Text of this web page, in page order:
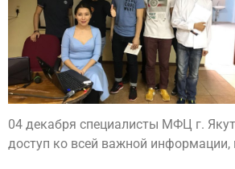
04 декабря специалисты МФЦ г.
доступ ко всей важной информации,